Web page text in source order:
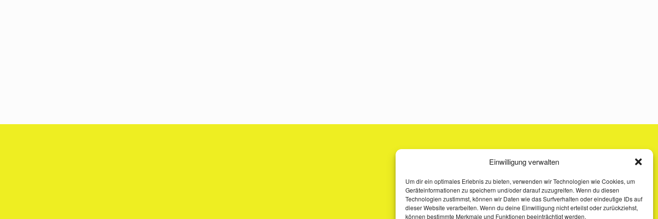
Einwilligung verwalten
Um dir ein optimales Erlebnis zu bieten, verwenden wir Technologien wie Cookies, um
Geräteinformationen zu speichern und/oder darauf zuzugreifen. Wenn du diesen
Technologien zustimmst, können wir Daten wie das Surfverhalten oder eindeutige IDs auf
dieser Website verarbeiten. Wenn du deine Einwilligung nicht erteilst oder zurückziehst,
können bestimmte Merkmale und Funktionen beeinträchtigt werden.